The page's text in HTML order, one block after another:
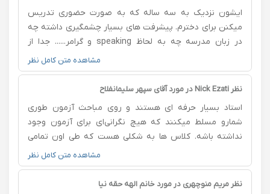
ایشون نزدیک به سه ساله که به صورت حضوری تدریس
میکنن برای دخترم. پیشرفت های بسیار چشمگیری داشته چه
در زبان مدرسه چه به لحاظ speaking و گرامر...... جدا از
مساله ی تدریس به لحاظ اخلاقی بسیار صبور هستن و رابطه
ی بسیار خوبی با بچه ها و نوجوان‌ها دارن ضمنا بسیار وقت
شناس و متعهد و البته منعطف. من صد در صد ایشون و
مشاهده متن کامل نظر
نظر Nick Ezati در مورد آقای سپهر سلیمانفلاح
استاد بسیار حرفه ای هستند و روی مباحث آزمون طوری
شمارو مسلط میکنند که هیچ نگرانی‌ای برای آزمون وجود
نداشته باشه. کلاس ها به شکلی هست که طی اون تمامی
ضعف ها برطرف بشه و هر مهارت کاملا توی ذهن تثبیت
بشه. تجربه شخصی من از کلاس با ایشان اینطور بود که
استرس بی جهتی که آموزشگاه‌ها بهم داده بودند از بین رفت و
مشاهده متن کامل نظر
نظر مریم منوچهری در مورد خانم الهه حقه نیا